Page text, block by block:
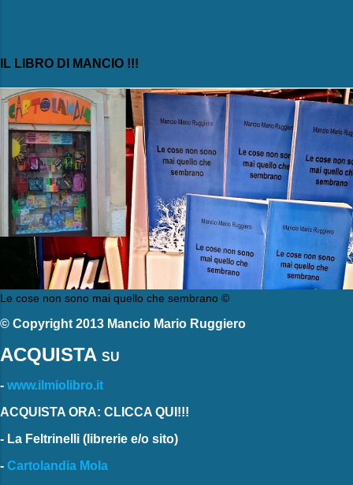
IL LIBRO DI MANCIO !!!
Le cose non sono mai quello che sembrano ©
© Copyright 2013 Mancio Mario Ruggiero
ACQUISTA SU
- www.ilmiolibro.it
ACQUISTA ORA: CLICCA QUI!!!
- La Feltrinelli (librerie e/o sito)
- Cartolandia Mola